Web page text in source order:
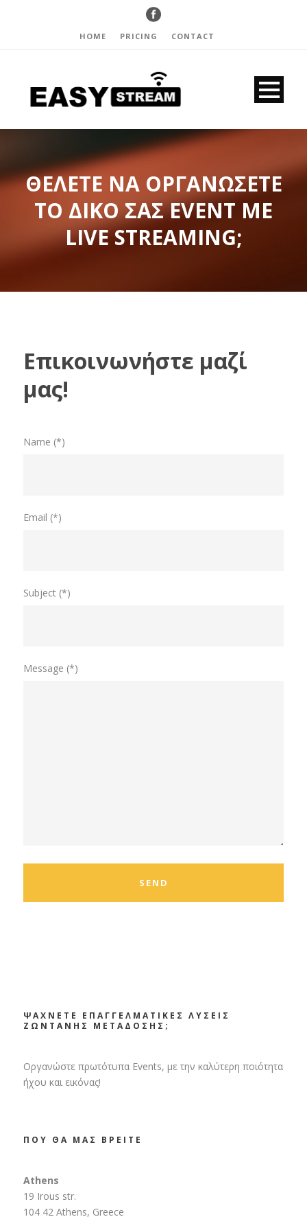
HOME PRICING CONTACT
ΘΕΛΕΤΕ ΝΑ ΟΡΓΑΝΩΣΕΤΕ
ΤΟ ΔΙΚΟ ΣΑΣ EVENT ΜΕ
LIVE STREAMING;
Επικοινωνήστε μαζί
μας!
Name (*)
Email (*)
Subject (*)
Message (*)
ΨΑΧΝΕΤΕ ΕΠΑΓΓΕΛΜΑΤΙΚΕΣ ΛΥΣΕΙΣ
ΖΩΝΤΑΝΗΣ ΜΕΤΑΔΟΣΗΣ;
Οργανώστε πρωτότυπα Events, με την καλύτερη ποιότητα
ήχου και εικόνας!
ΠΟΥ ΘΑ ΜΑΣ ΒΡΕΙΤΕ
Athens
19 Irous str.
104 42 Athens, Greece